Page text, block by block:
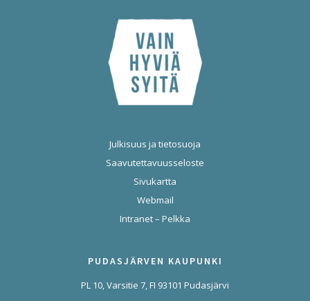
Julkisuus ja tietosuoja
Saavutettavuusseloste
Sivukartta
Webmail
Intranet – Pelkka
PUDASJÄRVEN KAUPUNKI
PL 10, Varsitie 7, FI 93101 Pudasjärvi